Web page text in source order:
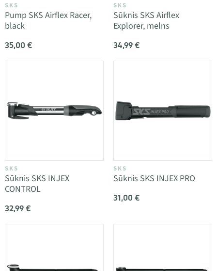
SKS
Pump SKS Airflex Racer,
black
35,00 €
SKS
Sūknis SKS Airflex
Explorer, melns
34,99 €
SKS
Sūknis SKS INJEX
CONTROL
32,99 €
SKS
Sūknis SKS INJEX PRO
31,00 €